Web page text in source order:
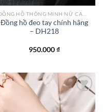
ĐỒNG HỒ THÔNG MINH NỮ CAO CẤP NHẤT
Đồng hồ đeo tay chính hãng
– DH218
950.000₫